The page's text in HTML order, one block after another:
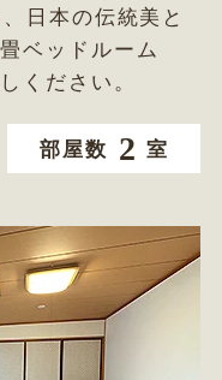
日本の伝統美と
ベッドルーム
ください。
部屋数 2 室